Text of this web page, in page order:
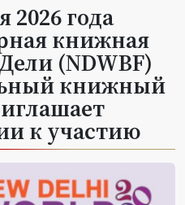
2026 года
книжная
(NDWBF)
книжный
к участию